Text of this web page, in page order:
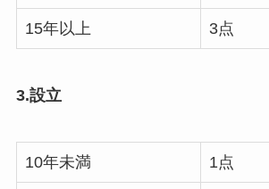
15年以上 3点
3.設立
10年未満 1点